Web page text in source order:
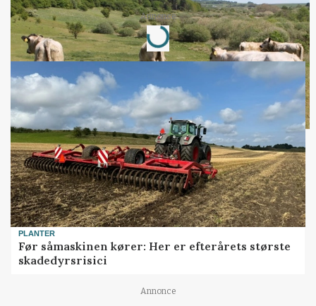
Annonce
Loading...
PLANTER
Før såmaskinen kører: Her er efterårets største
skadedyrsrisici
Annonce